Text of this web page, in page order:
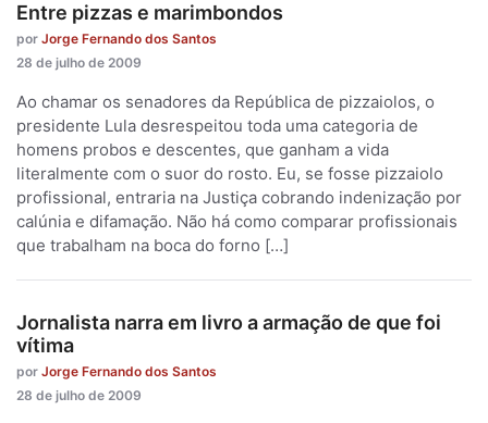
Entre pizzas e marimbondos
por Jorge Fernando dos Santos
28 de julho de 2009
Ao chamar os senadores da República de pizzaiolos, o
presidente Lula desrespeitou toda uma categoria de
homens probos e descentes, que ganham a vida
literalmente com o suor do rosto. Eu, se fosse pizzaiolo
profissional, entraria na Justiça cobrando indenização por
calúnia e difamação. Não há como comparar profissionais
que trabalham na boca do forno […]
Jornalista narra em livro a armação de que foi
vítima
por Jorge Fernando dos Santos
28 de julho de 2009